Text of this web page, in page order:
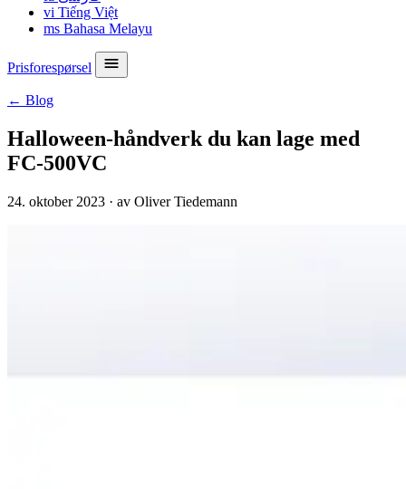
vi Tiếng Việt
ms Bahasa Melayu
Prisforespørsel
← Blog
Halloween-håndverk du kan lage med
FC-500VC
24. oktober 2023 · av Oliver Tiedemann